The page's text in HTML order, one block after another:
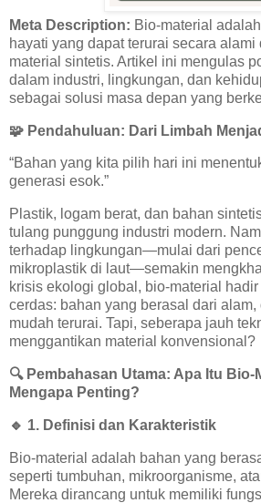
Meta Description: Bio-material
hayati yang dapat terurai secara
material sintetis. Artikel ini mengulas
dalam industri, lingkungan, dan
sebagai solusi masa depan yang
🧩 Pendahuluan: Dari Limbah
“Bahan yang kita pilih hari ini
generasi esok.”
Plastik, logam berat, dan bahan
tulang punggung industri modern.
terhadap lingkungan—mulai dari
mikroplastik di laut—semakin
krisis ekologi global, bio-material
cerdas: bahan yang berasal dari
mudah terurai. Tapi, seberapa jauh
menggantikan material konvensional?
🔍Pembahasan Utama: Apa Itu Bio-
Mengapa Penting?
🔹 1. Definisi dan Karakteristik
Bio-material adalah bahan yang
seperti tumbuhan, mikroorganisme,
Mereka dirancang untuk memiliki